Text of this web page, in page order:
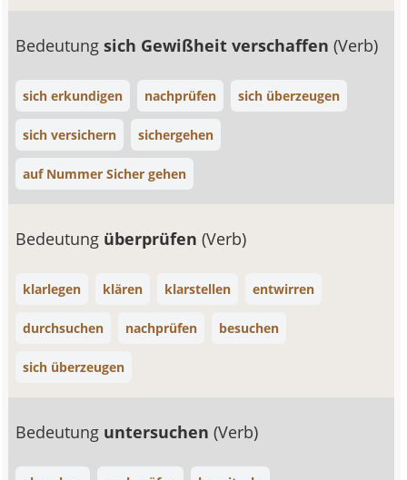
Bedeutungsich Gewißheit verschaffen(Verb)
sich erkundigen nachprüfen sich überzeugen
sich versichern sichergehen
auf Nummer Sicher gehen
Bedeutung überprüfen(Verb)
klarlegen klären klarstellen entwirren
durchsuchen nachprüfen besuchen
sich überzeugen
Bedeutung untersuchen(Verb)